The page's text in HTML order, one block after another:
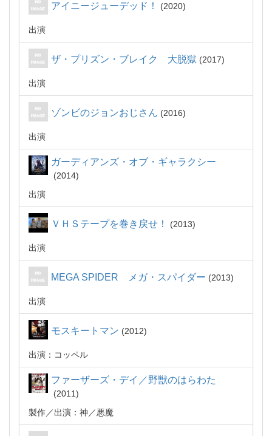
アイニージューデッド！ 2020
出演
ザ・プリズン・ブレイク 大脱獄 2017
出演
ゾンビのジョンおじさん 2016
出演
ガーディアンズ・オブ・ギャラクシー
2014
出演
ＶＨＳテープを巻き戻せ！ 2013
出演
MEGA SPIDER メガ・スパイダー 2013
出演
モスキートマン 2012
出演：コッペル
ファーザーズ・デイ／野獣のはらわた
2011
製作
出演：神／悪魔